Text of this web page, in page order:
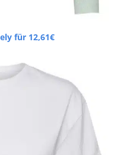
für 12,61€